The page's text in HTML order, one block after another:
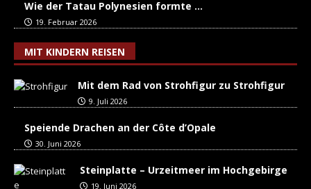
Wie der Tatau Polynesien formte …
19. Februar 2026
MIT KINDERN REISEN
Mit dem Rad von Strohfigur zu Strohfigur
9. Juli 2026
Speiende Drachen an der Côte d’Opale
30. Juni 2026
Steinplatte – Urzeitmeer im Hochgebirge
19. Juni 2026